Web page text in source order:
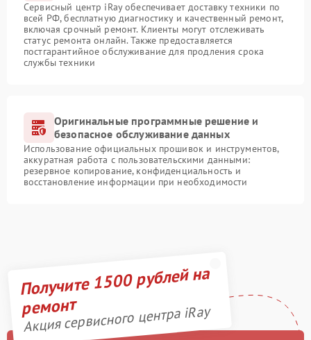
Сервисный центр iRay обеспечивает доставку техники по
всей РФ, бесплатную диагностику и качественный ремонт,
включая срочный ремонт. Клиенты могут отслеживать
статус ремонта онлайн. Также предоставляется
постгарантийное обслуживание для продления срока
службы техники
Оригинальные программные решение и
безопасное обслуживание данных
Использование официальных прошивок и инструментов,
аккуратная работа с пользовательскими данными:
резервное копирование, конфиденциальность и
восстановление информации при необходимости
Получите 1500 рублей на
ремонт
Акция сервисного центра iRay